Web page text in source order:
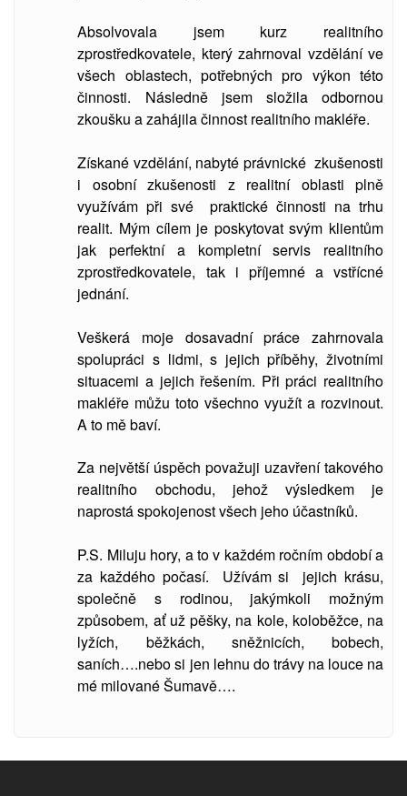
Absolvovala jsem kurz realitního
zprostředkovatele, který zahrnoval vzdělání ve
všech oblastech, potřebných pro výkon této
činnosti. Následně jsem složila odbornou
zkoušku a zahájila činnost realitního makléře.
Získané vzdělání, nabyté právnické zkušenosti
i osobní zkušenosti z realitní oblasti plně
využívám při své praktické činnosti na trhu
realit. Mým cílem je poskytovat svým klientům
jak perfektní a kompletní servis realitního
zprostředkovatele, tak i příjemné a vstřícné
jednání.
Veškerá moje dosavadní práce zahrnovala
spolupráci s lidmi, s jejich příběhy, životními
situacemi a jejich řešením. Při práci realitního
makléře můžu toto všechno využít a rozvinout.
A to mě baví.
Za největší úspěch považuji uzavření takového
realitního obchodu, jehož výsledkem je
naprostá spokojenost všech jeho účastníků.
P.S. Miluju hory, a to v každém ročním období a
za každého počasí. Užívám si jejich krásu,
společně s rodinou, jakýmkoli možným
způsobem, ať už pěšky, na kole, koloběžce, na
lyžích, běžkách, sněžnicích, bobech,
saních….nebo si jen lehnu do trávy na louce na
mé milované Šumavě….